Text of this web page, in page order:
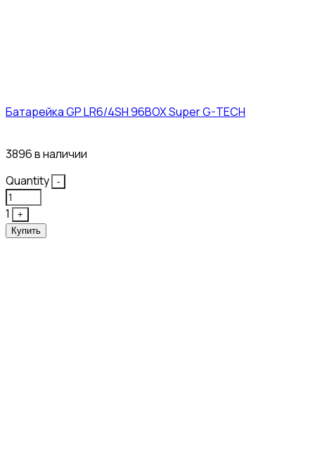
Батарейка GP LR6/4SH 96BOX Super G-TECH
3896 в наличии
Quantity
-
1
+
Купить